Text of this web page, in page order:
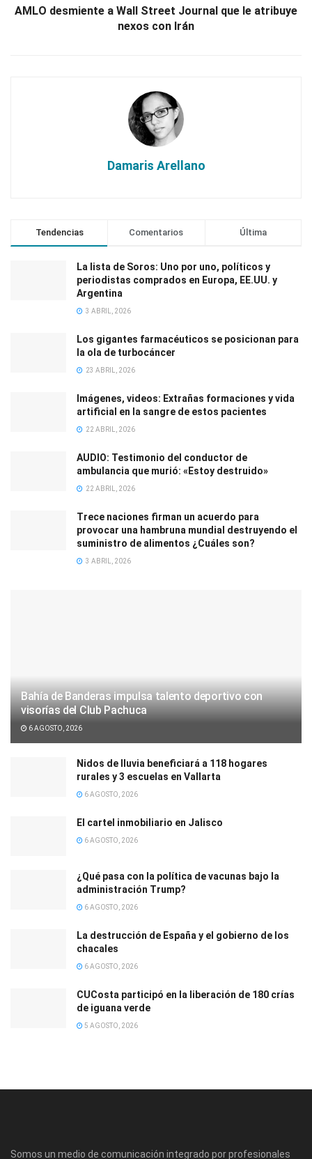
AMLO desmiente a Wall Street Journal que le atribuye
nexos con Irán
Damaris Arellano
Tendencias Comentarios Última
La lista de Soros: Uno por uno, políticos y
periodistas comprados en Europa, EE.UU. y
Argentina
3 ABRIL, 2026
Los gigantes farmacéuticos se posicionan para
la ola de turbocáncer
23 ABRIL, 2026
Imágenes, videos: Extrañas formaciones y vida
artificial en la sangre de estos pacientes
22 ABRIL, 2026
AUDIO: Testimonio del conductor de
ambulancia que murió: «Estoy destruido»
22 ABRIL, 2026
Trece naciones firman un acuerdo para
provocar una hambruna mundial destruyendo el
suministro de alimentos ¿Cuáles son?
3 ABRIL, 2026
Bahía de Banderas impulsa talento deportivo con
visorías del Club Pachuca
6 AGOSTO, 2026
Nidos de lluvia beneficiará a 118 hogares
rurales y 3 escuelas en Vallarta
6 AGOSTO, 2026
El cartel inmobiliario en Jalisco
6 AGOSTO, 2026
¿Qué pasa con la política de vacunas bajo la
administración Trump?
6 AGOSTO, 2026
La destrucción de España y el gobierno de los
chacales
6 AGOSTO, 2026
CUCosta participó en la liberación de 180 crías
de iguana verde
5 AGOSTO, 2026
Somos un medio de comunicación integrado por profesionales